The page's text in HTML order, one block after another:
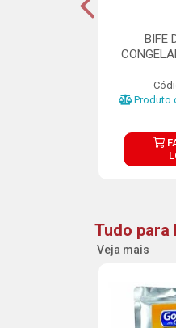
BIFE
Produto
Tudo para
Veja mais